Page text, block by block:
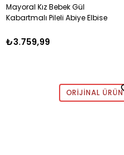
Mayoral Kız Bebek Gül
Kabartmalı Pileli Abiye Elbise
₺3.759,99
ORIJINAL ÜRÜN